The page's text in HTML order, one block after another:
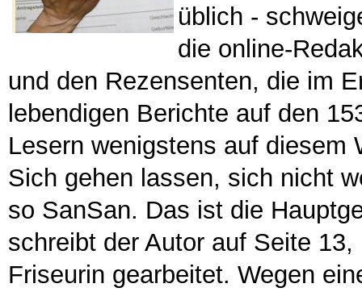
üblich -
die online-
und den Rezensenten, die im
lebendigen Berichte auf den
Lesern wenigstens auf
Sich gehen lassen, sich nicht
so SanSan. Das ist die
schreibt der Autor auf Seite
Friseurin gearbeitet. Wegen